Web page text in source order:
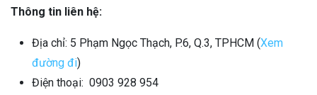
Thông tin liên hệ:
Địa chỉ: 5 Phạm Ngọc Thạch, P.6, Q.3, TPHCM (Xem
đường đi)
Điện thoại: 0903 928 954